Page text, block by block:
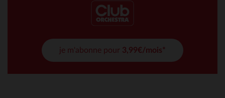
je m'abonne pour 3,99€/mois*